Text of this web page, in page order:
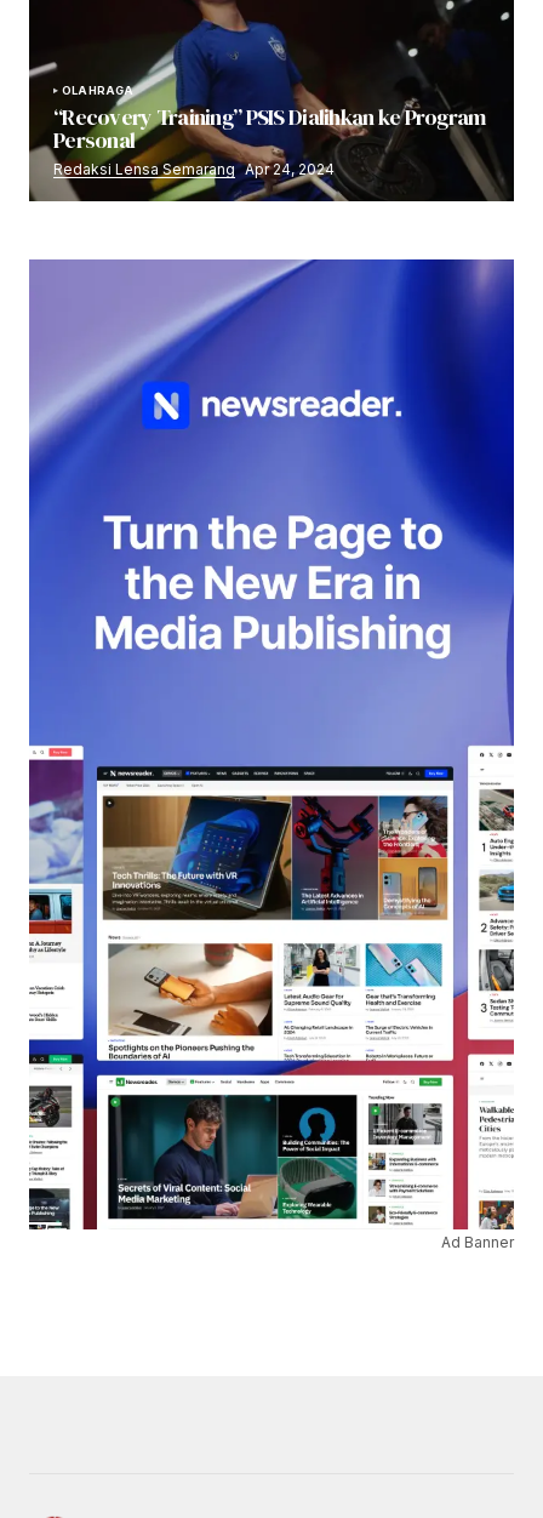
OLAHRAGA
“Recovery Training” PSIS Dialihkan ke Program
Personal
Redaksi Lensa Semarang Apr 24, 2024
Ad Banner